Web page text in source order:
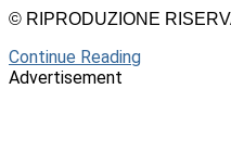
© RIPRODUZIONE
Continue Reading
Advertisement